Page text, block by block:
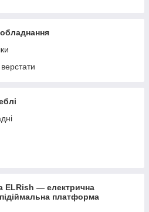
ELRish — електрична
платформа